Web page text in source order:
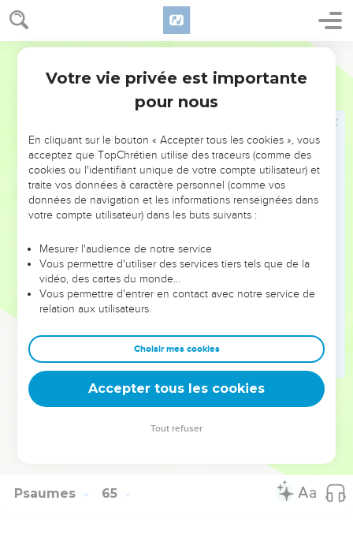
Psaumes 64
artisans du mal !
Comme une épée, ils affûtent leurs langues, Et ils
décochent leurs paroles amères comme des flèches !
Ils tirent en secret sur l’innocent, Ils le visent soudain, sans
concertent pour bien cacher leurs pièges, En se disant :
« Qui donc les trouvera ? »
Chacun combine un complot bien ourdi : « Nous voilà
prêts ! Notre plan est parfait ! » Le cœur de l’homme est un
gouffre profond.
et les voilà frappés.
Leur propre langue les a fait trébucher. Ceux qui les voient
hochent contre eux la tête,
proclament : « C’est là l’œuvre de Dieu ! » Et ils méditent sur
tout ce qu’il a fait.
Le juste met sa joie dans le Seigneur. Il se confie en lui :
c’est son abri, Tous les cœurs droits (en lui) se glorifient.
Psaumes 65
Votre vie privée est importante
pour nous
En cliquant sur le bouton « Accepter tous les cookies », vous
acceptez que TopChrétien utilise des traceurs (comme des
cookies ou l'identifiant unique de votre compte utilisateur) et
traite vos données à caractère personnel (comme vos
données de navigation et les informations renseignées dans
votre compte utilisateur) dans les buts suivants :
Mesurer l'audience de notre service
Vous permettre d'utiliser des services tiers tels que de la
vidéo, des cartes du monde…
Vous permettre d'entrer en contact avec notre service de
relation aux utilisateurs.
Choisir mes cookies
Accepter tous les cookies
Tout refuser